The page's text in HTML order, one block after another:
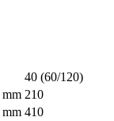
40 (60/120)
mm 210
mm 410